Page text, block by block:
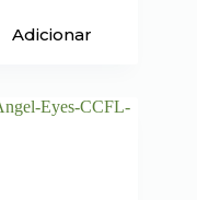
Adicionar